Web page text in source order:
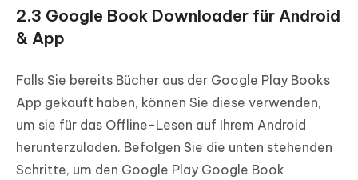
2.3 Google Book Downloader für Android
& App
Falls Sie bereits Bücher aus der Google Play Books
App gekauft haben, können Sie diese verwenden,
um sie für das Offline-Lesen auf Ihrem Android
herunterzuladen. Befolgen Sie die unten stehenden
Schritte, um den Google Play Google Book